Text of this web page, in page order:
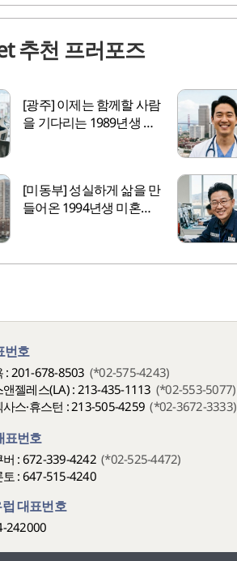
추천 프러포즈
[광주] 이제는 함께할 사람
을 기다리는 1989년생 미
[미동부] 성실하게 삶을 만
들어온 1994년생 미혼여
번호
: 201-678-8503 (*02-575-4243)
젤레스(LA) : 213-435-1113 (*02-553-5077)
스·휴스턴 : 213-505-4259 (*02-3672-3333)
표번호
: 672-339-4242 (*02-525-4472)
: 647-515-4240
대표번호
242000